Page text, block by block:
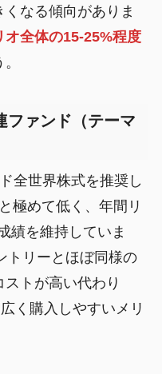
なる傾向がありま
オ全体の15-25%程度
ファンド（テーマ
全世界株式を推奨し
極めて低く、年間リ
績を維持していま
トリーとほぼ同様の
トが高い代わり
く購入しやすいメリ